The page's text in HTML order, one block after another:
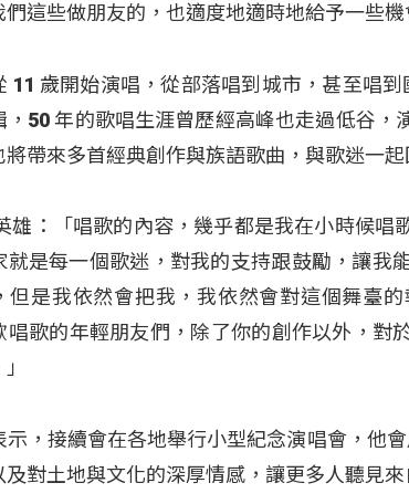
們這些做朋友的，也適度地適時地給予一些機
11 歲開始演唱，從部落唱到城市，甚至唱
，50 年的歌唱生涯曾歷經高峰也走過低谷
將帶來多首經典創作與族語歌曲，與歌迷一
雄：「唱歌的內容，幾乎都是我在小時候唱
就是每一個歌迷，對我的支持跟鼓勵，讓我
但是我依然會把我，我依然會對這個舞臺
唱歌的年輕朋友們，除了你的創作以外，對
示，接續會在各地舉行小型紀念演唱會，他
及對土地與文化的深厚情感，讓更多人聽見